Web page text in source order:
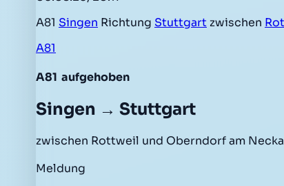
A81 Singen Richtung Stuttgart zwischen
A81
A81 aufgehoben
Singen → Stuttgart
zwischen Rottweil und Oberndorf am
Meldung